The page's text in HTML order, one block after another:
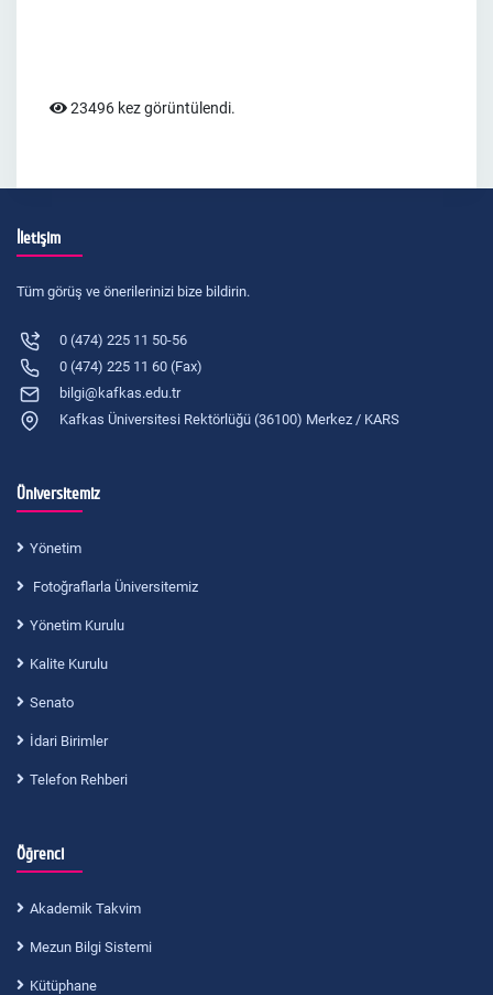
23496 kez görüntülendi.
İletişim
Tüm görüş ve önerilerinizi bize bildirin.
0 (474) 225 11 50-56
0 (474) 225 11 60 (Fax)
bilgi@kafkas.edu.tr
Kafkas Üniversitesi Rektörlüğü (36100) Merkez / KARS
Üniversitemiz
Yönetim
Fotoğraflarla Üniversitemiz
Yönetim Kurulu
Kalite Kurulu
Senato
İdari Birimler
Telefon Rehberi
Öğrenci
Akademik Takvim
Mezun Bilgi Sistemi
Kütüphane